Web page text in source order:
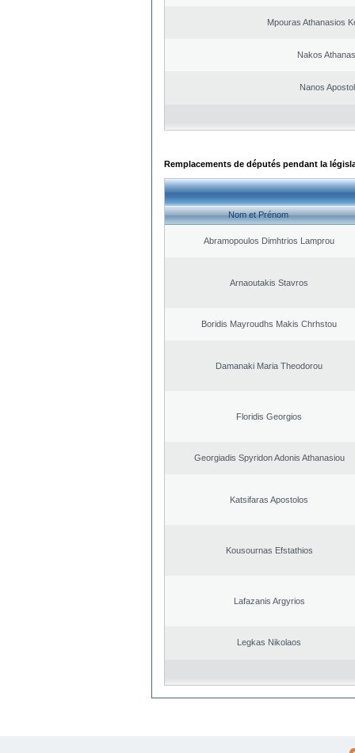
Mpouras Athanasios
Nakos
Nanos
Remplacements de députés pendant la
Nom et Prénom
Abramopoulos Dimhtrios Lamprou
Arnaoutakis Stavros
Boridis Mayroudhs Makis Chrhstou
Damanaki Maria Theodorou
Floridis Georgios
Georgiadis Spyridon Adonis Athanasiou
Katsifaras Apostolos
Kousournas Efstathios
Lafazanis Argyrios
Legkas Nikolaos